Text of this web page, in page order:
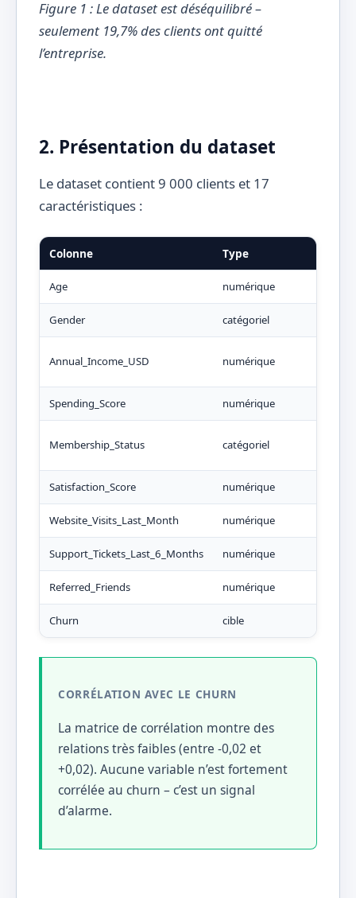
Figure 1 : Le dataset est déséquilibré –
seulement 19,7% des clients ont quitté
l’entreprise.
2. Présentation du dataset
Le dataset contient 9 000 clients et 17
caractéristiques :
Colonne Type
Age numérique
Gender catégoriel
Annual_Income_USD numérique
Spending_Score numérique
Membership_Status catégoriel
Satisfaction_Score numérique
Website_Visits_Last_Month numérique
Support_Tickets_Last_6_Months numérique
Referred_Friends numérique
Churn cible
CORRÉLATION AVEC LE CHURN
La matrice de corrélation montre des
relations très faibles (entre -0,02 et
+0,02). Aucune variable n’est fortement
corrélée au churn – c’est un signal
d’alarme.